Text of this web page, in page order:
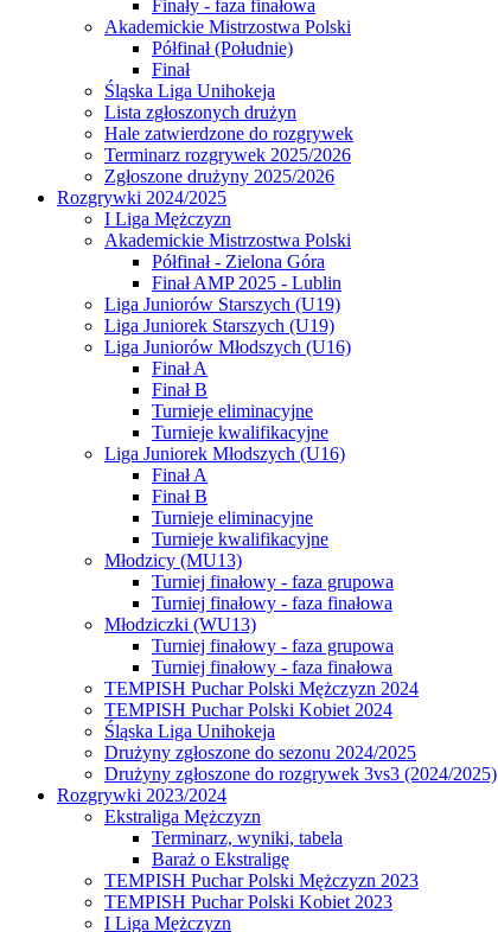
Finały - faza finałowa
Akademickie Mistrzostwa Polski
Półfinał (Południe)
Finał
Śląska Liga Unihokeja
Lista zgłoszonych drużyn
Hale zatwierdzone do rozgrywek
Terminarz rozgrywek 2025/2026
Zgłoszone drużyny 2025/2026
Rozgrywki 2024/2025
I Liga Mężczyzn
Akademickie Mistrzostwa Polski
Półfinał - Zielona Góra
Finał AMP 2025 - Lublin
Liga Juniorów Starszych (U19)
Liga Juniorek Starszych (U19)
Liga Juniorów Młodszych (U16)
Finał A
Finał B
Turnieje eliminacyjne
Turnieje kwalifikacyjne
Liga Juniorek Młodszych (U16)
Finał A
Finał B
Turnieje eliminacyjne
Turnieje kwalifikacyjne
Młodzicy (MU13)
Turniej finałowy - faza grupowa
Turniej finałowy - faza finałowa
Młodziczki (WU13)
Turniej finałowy - faza grupowa
Turniej finałowy - faza finałowa
TEMPISH Puchar Polski Mężczyzn 2024
TEMPISH Puchar Polski Kobiet 2024
Śląska Liga Unihokeja
Drużyny zgłoszone do sezonu 2024/2025
Drużyny zgłoszone do rozgrywek 3vs3 (2024/2025)
Rozgrywki 2023/2024
Ekstraliga Mężczyzn
Terminarz, wyniki, tabela
Baraż o Ekstraligę
TEMPISH Puchar Polski Mężczyzn 2023
TEMPISH Puchar Polski Kobiet 2023
I Liga Mężczyzn